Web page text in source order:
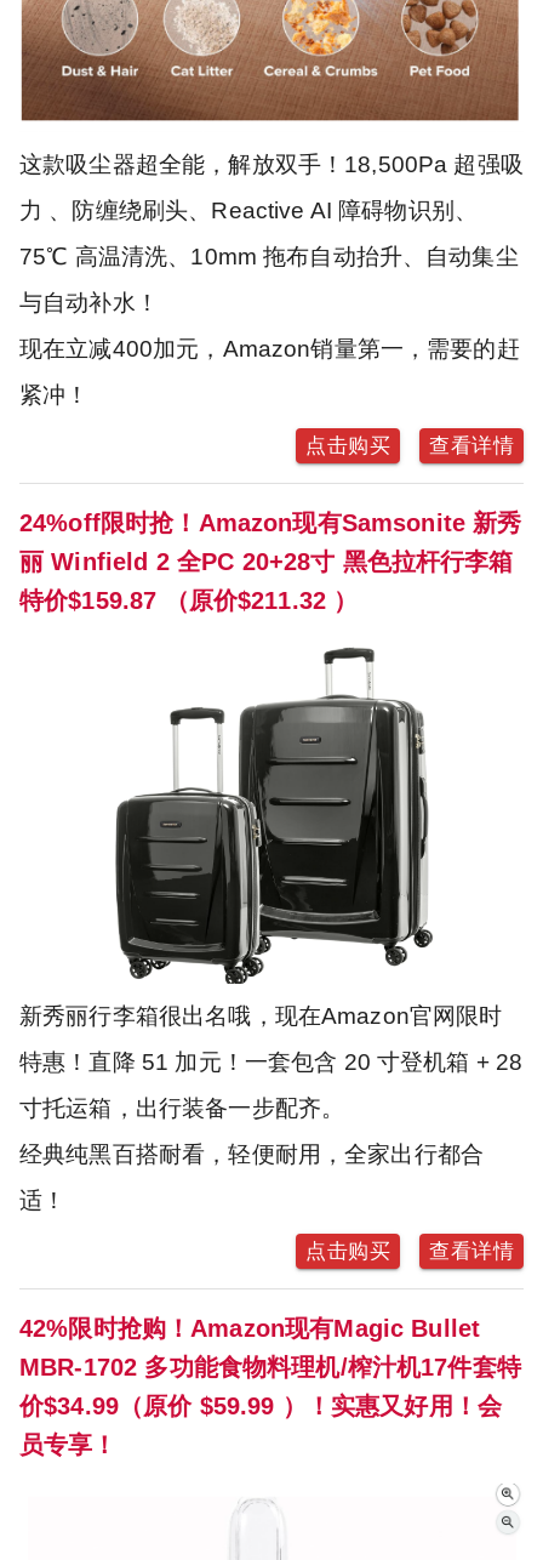
这款吸尘器超全能，解放双手！18,500Pa 超强吸
力 、防缠绕刷头、Reactive AI 障碍物识别、
75℃ 高温清洗、10mm 拖布自动抬升、自动集尘
与自动补水！
现在立减400加元，Amazon销量第一，需要的赶
紧冲！
点击购买 查看详情
24%off限时抢！Amazon现有Samsonite 新秀
丽 Winfield 2 全PC 20+28寸 黑色拉杆行李箱
特价$159.87 （原价$211.32 ）
新秀丽行李箱很出名哦，现在Amazon官网限时
特惠！直降 51 加元！一套包含 20 寸登机箱 + 28
寸托运箱，出行装备一步配齐。
经典纯黑百搭耐看，轻便耐用，全家出行都合
适！
点击购买 查看详情
42%限时抢购！Amazon现有Magic Bullet
MBR-1702 多功能食物料理机/榨汁机17件套特
价$34.99（原价 $59.99 ）！实惠又好用！会
员专享！